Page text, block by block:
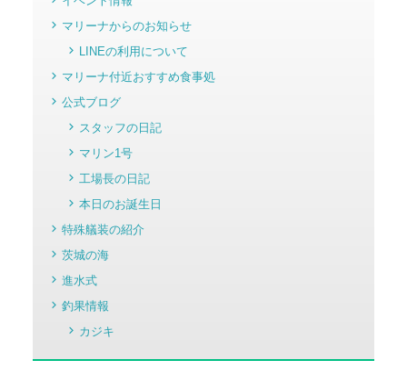
マリーナからのお知らせ
LINEの利用について
マリーナ付近おすすめ食事処
公式ブログ
スタッフの日記
マリン1号
工場長の日記
本日のお誕生日
特殊艤装の紹介
茨城の海
進水式
釣果情報
カジキ